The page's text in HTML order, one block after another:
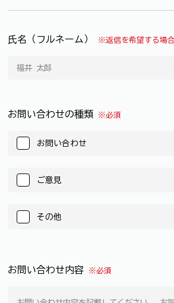
氏名（フルネーム） ※返信を希望する場
お問い合わせの種類 ※必須
お問い合わせ
ご意見
その他
お問い合わせ内容 ※必須